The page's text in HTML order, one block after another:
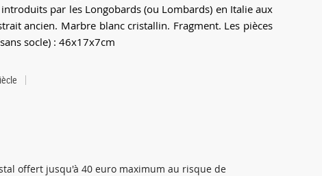
par les Longobards (ou Lombards) en Italie aux
ancien. Marbre blanc cristallin. Fragment. Les pièces
socle) : 46x17x7cm
offert jusqu'à 40 euro maximum au risque de